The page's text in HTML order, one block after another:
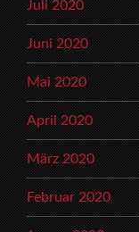
Juli 2020
Juni 2020
Mai 2020
April 2020
März 2020
Februar 2020